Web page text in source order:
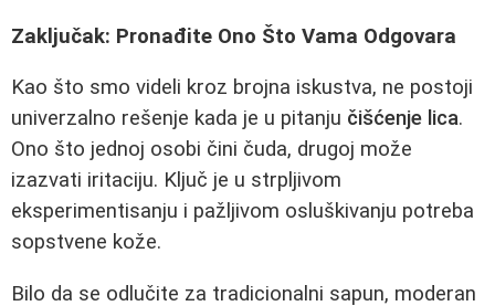
Zaključak: Pronađite Ono Što Vama Odgovara
Kao što smo videli kroz brojna iskustva, ne postoji
univerzalno rešenje kada je u pitanju čišćenje lica.
Ono što jednoj osobi čini čuda, drugoj može
izazvati iritaciju. Ključ je u strpljivom
eksperimentisanju i pažljivom osluškivanju potreba
sopstvene kože.
Bilo da se odlučite za tradicionalni sapun, moderan